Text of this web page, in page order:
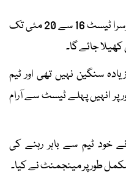
پاکستان اور بنگلادیش کے درمیان دوسرا ٹیسٹ 16 سے 20 مئی تک
جائے گا۔
سنگین نہیں تھی اور ٹیم
انہیں پہلے ٹیسٹ سے آرام
خود ٹیم سے باہر رہنے کی
طور پر مینجمنٹ نے کیا۔